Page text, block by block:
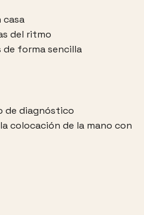
casa
del ritmo
forma sencilla
de diagnóstico
colocación de la mano con